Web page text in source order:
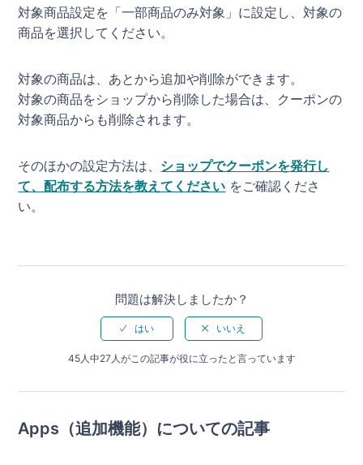
対象商品設定を「一部商品のみ対象」に設定し、対象の
商品を選択してください。
対象の商品は、あとから追加や削除ができます。
対象の商品をショップから削除した場合は、クーポンの
対象商品からも削除されます。
そのほかの設定方法は、 ショップでクーポンを発行し
て、配布する方法を教えてください をご確認くださ
い。
問題は解決しましたか？
45人中27人がこの記事が役に立ったと言っています
Apps（追加機能）についての記事